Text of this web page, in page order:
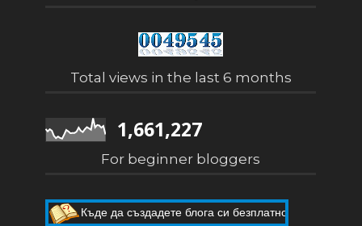
Total views in the last 6 months
1,661,227
For beginner bloggers
Къде да създадете блога си безплатно